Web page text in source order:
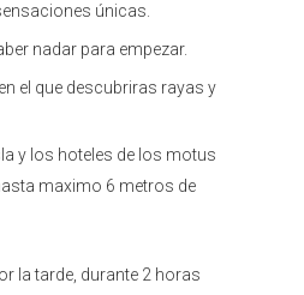
únicas.
nadar para empezar.
el que descubriras rayas y
y los hoteles de los motus
maximo 6 metros de
la tarde, durante 2 horas